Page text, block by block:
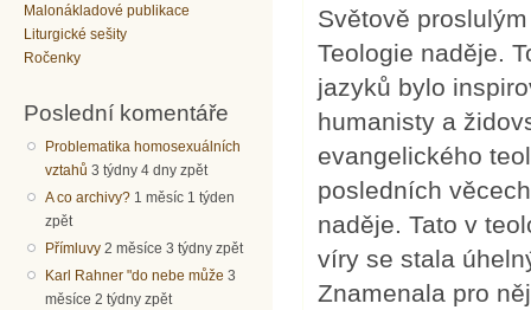
Malonákladové publikace
Liturgické sešity
Ročenky
Poslední komentáře
Problematika homosexuálních
vztahů 3 týdny 4 dny zpět
A co archivy? 1 měsíc 1 týden
zpět
Přímluvy 2 měsíce 3 týdny zpět
Karl Rahner "do nebe může 3
měsíce 2 týdny zpět
Světově
Teologie naděje.
jazyků bylo
humanisty a
evangelického
posledních
naděje. Tato v
víry se stala
Znamenala pro